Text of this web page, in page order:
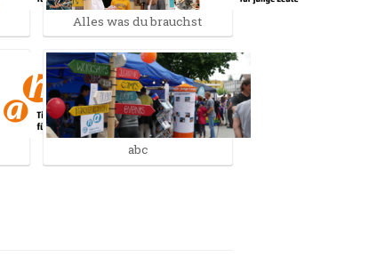
Alles was du brauchst
abc